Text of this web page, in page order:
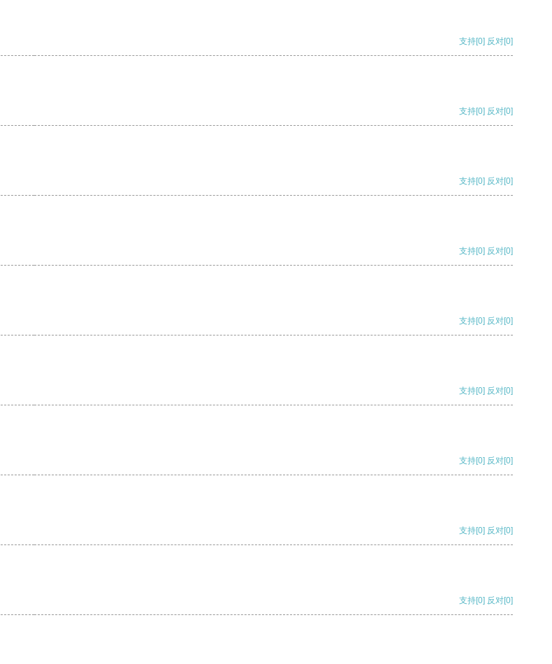
支持[0] 反对[0]
支持[0] 反对[0]
支持[0] 反对[0]
支持[0] 反对[0]
支持[0] 反对[0]
支持[0] 反对[0]
支持[0] 反对[0]
支持[0] 反对[0]
支持[0] 反对[0]